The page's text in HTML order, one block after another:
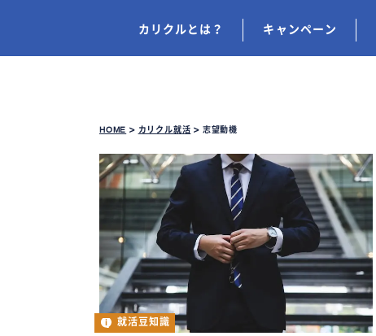
カリクルとは？ キャンペーン
HOME > カリクル就活 > 志望動機
就活豆知識